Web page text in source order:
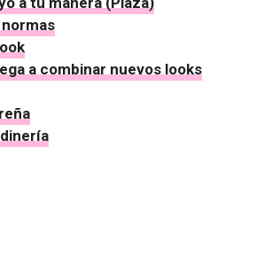
a combinar nuevos looks